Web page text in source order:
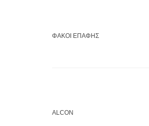
ΦΑΚΟΙ ΕΠΑΦΗΣ
ALCON